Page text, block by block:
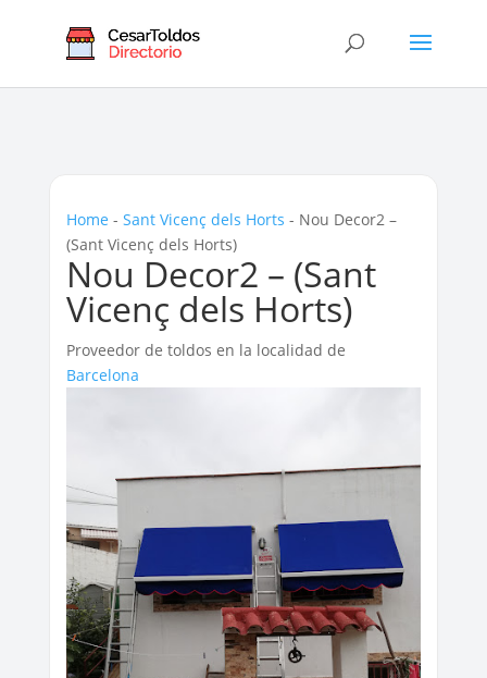
Home - Sant Vicenç dels Horts - Nou Decor2 –
(Sant Vicenç dels Horts)
Nou Decor2 – (Sant
Vicenç dels Horts)
Proveedor de toldos en la localidad de
Barcelona